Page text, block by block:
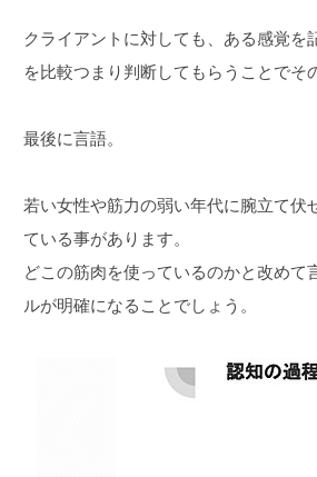
クライアントに対しても、ある感覚
を比較つまり判断してもらうことで
最後に言語。
若い女性や筋力の弱い年代に腕立て
ている事があります。
どこの筋肉を使っているのかと改め
ルが明確になることでしょう。